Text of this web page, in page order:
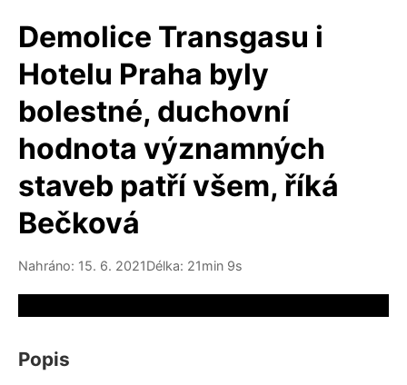
Demolice Transgasu i
Hotelu Praha byly
bolestné, duchovní
hodnota významných
staveb patří všem, říká
Bečková
Nahráno: 15. 6. 2021Délka: 21min 9s
Popis